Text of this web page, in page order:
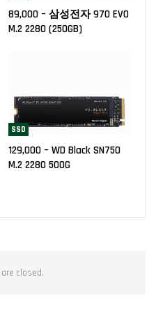
89,000 – 삼성전자 970 EVO
M.2 2280 (250GB)
SSD
129,000 – WD Black SN750
M.2 2280 500G
closed.